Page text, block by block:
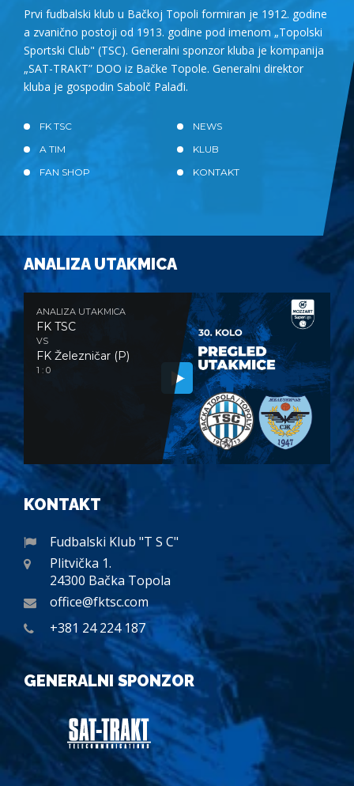
Prvi fudbalski klub u Bačkoj Topoli formiran je 1912. godine
a zvanično postoji od 1913. godine pod imenom „Topolski
Sportski Club" (TSC). Generalni sponzor kluba je kompanija
„SAT-TRAKT” DOO iz Bačke Topole. Generalni direktor
kluba je gospodin Sabolč Palađi.
FK TSC
NEWS
A TIM
KLUB
FAN SHOP
KONTAKT
ANALIZA UTAKMICA
ANALIZA UTAKMICA
FK TSC
VS
FK Železničar (P)
1 : 0
KONTAKT
Fudbalski Klub "T S C"
Plitvička 1.
24300 Bačka Topola
office@fktsc.com
+381 24 224 187
GENERALNI SPONZOR